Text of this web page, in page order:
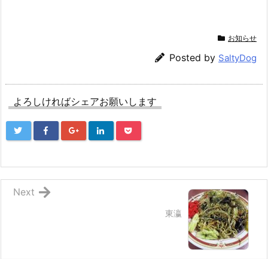
お知らせ
Posted by SaltyDog
よろしければシェアお願いします
東瀛
Next